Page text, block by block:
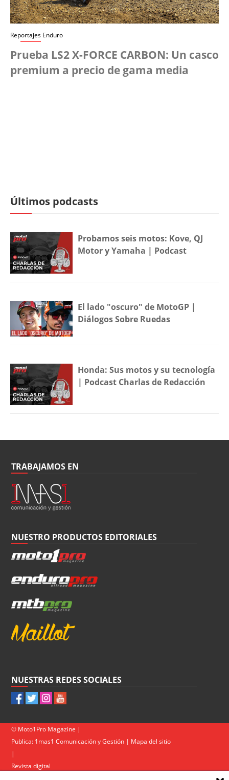
Reportajes Enduro
Prueba LS2 X-FORCE CARBON: Un casco
premium a precio de gama media
Últimos podcasts
Probamos seis motos: Kove, QJ
Motor y Yamaha | Podcast
El lado "oscuro" de MotoGP |
Diálogos Sobre Ruedas
Honda: Sus motos y su tecnología
| Podcast Charlas de Redacción
TRABAJAMOS EN
NUESTRO PRODUCTOS EDITORIALES
NUESTRAS REDES SOCIALES
© Moto1Pro Magazine |
Publica: 1mas1 Comunicación y Gestión | Mapa del sitio
|
Revista digital